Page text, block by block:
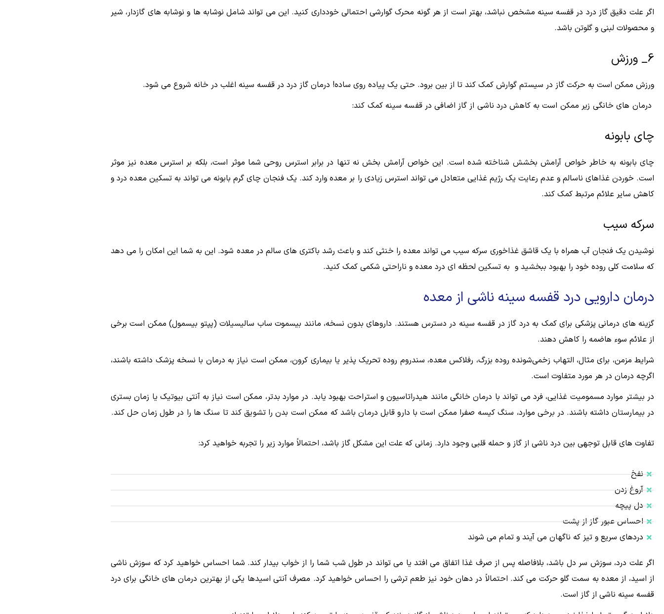
اگر علت دقیق گاز درد در قفسه سینه مشخص نباشد، بهتر است از هر گونه محرک گوارشی احتمالی خودداری کنید. این می تواند شامل نوشابه ها و نوشابه های گازدار، شیر
و محصولات لبنی و گلوتن باشد.
6_ ورزش
ورزش ممکن است به حرکت گاز در سیستم گوارش کمک کند تا از بین برود. حتی یک پیاده روی ساده! درمان گاز درد در قفسه سینه اغلب در خانه شروع می شود.
درمان های خانگی زیر ممکن است به کاهش درد ناشی از گاز اضافی در قفسه سینه کمک کند:
چای بابونه
چای بابونه به خاطر خواص آرامش بخشش شناخته شده است. این خواص آرامش بخش نه تنها در برابر استرس روحی شما موثر است، بلکه بر استرس معده نیز موثر
است. خوردن غذاهای ناسالم و عدم رعایت یک رژیم غذایی متعادل می تواند استرس زیادی را بر معده وارد کند. یک فنجان چای گرم بابونه می تواند به تسکین معده درد و
کاهش سایر علائم مرتبط کمک کند.
سرکه سیب
نوشیدن یک فنجان آب همراه با یک قاشق غذاخوری سرکه سیب می تواند معده را خنثی کند و باعث رشد باکتری های سالم در معده شود. این به شما این امکان را می دهد
که سلامت کلی روده خود را بهبود ببخشید و به تسکین لحظه ای درد معده و ناراحتی شکمی کمک کنید.
درمان دارویی درد قفسه سینه ناشی از معده
گزینه های درمانی پزشکی برای کمک به درد گاز در قفسه سینه در دسترس هستند. داروهای بدون نسخه، مانند بیسموت ساب سالیسیلات (پپتو بیسمول) ممکن است برخی
از علائم سوء هاضمه را کاهش دهند.
شرایط مزمن، برای مثال، التهاب زخمی‌شونده روده بزرگ، رفلاکس معده، سندروم روده تحریک پذیر یا بیماری کرون، ممکن است نیاز به درمان با نسخه پزشک داشته باشند،
اگرچه درمان در هر مورد متفاوت است.
در بیشتر موارد مسمومیت غذایی، فرد می تواند با درمان خانگی مانند هیدراتاسیون و استراحت بهبود یابد. در موارد بدتر، ممکن است نیاز به آنتی بیوتیک یا زمان بستری
در بیمارستان داشته باشند. در برخی موارد، سنگ کیسه صفرا ممکن است با دارو قابل درمان باشد که ممکن است بدن را تشویق کند تا سنگ ها را در طول زمان حل کند.
تفاوت های قابل توجهی بین درد ناشی از گاز و حمله قلبی وجود دارد. زمانی که علت این مشکل گاز باشد، احتمالاً موارد زیر را تجربه خواهید کرد:
نفخ
آروغ زدن
دل پیچه
احساس عبور گاز از پشت
دردهای سریع و تیز که ناگهان می آیند و تمام می شوند
اگر علت درد، سوزش سر دل باشد، بلافاصله پس از صرف غذا اتفاق می افتد یا می تواند در طول شب شما را از خواب بیدار کند. شما احساس خواهید کرد که سوزش ناشی
از اسید، از معده به سمت گلو حرکت می کند. احتمالاً در دهان خود نیز طعم ترشی را احساس خواهید کرد. مصرف آنتی اسیدها یکی از بهترین درمان های خانگی برای درد
قفسه سینه ناشی از گاز است.